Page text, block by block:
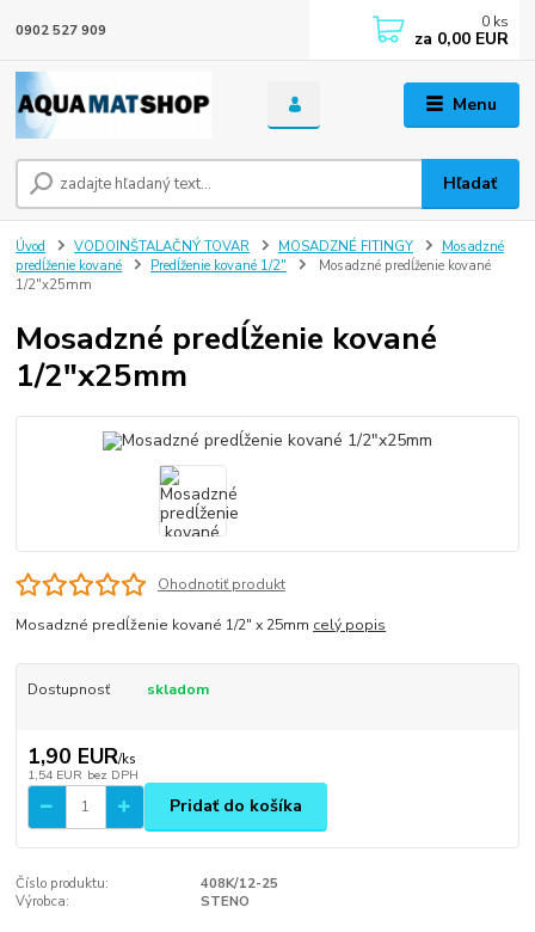
Menu
Hľadať
0902 527 909 0 ks
za 0,00 EUR
Úvod VODOINŠTALAČNÝ TOVAR MOSADZNÉ FITINGY
Mosadzné
predĺženie kované
Predĺženie kované 1/2"
Mosadzné predĺženie kované
1/2"x25mm
Mosadzné predĺženie kované
1/2"x25mm
Ohodnotiť produkt
Mosadzné predĺženie kované 1/2" x 25mm celý popis
Dostupnosť skladom
1,90 EUR/ks
1,54 EUR bez DPH
Pridať do košíka
Číslo produktu:
408K/12-25
Výrobca:
STENO